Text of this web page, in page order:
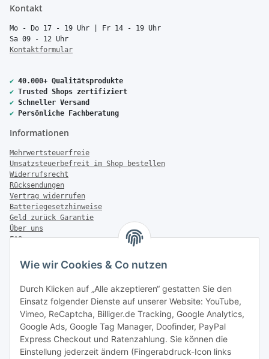
Wie wir Cookies & Co nutzen
Durch Klicken auf „Alle akzeptieren“ gestatten Sie den
Einsatz folgender Dienste auf unserer Website: YouTube,
Vimeo, ReCaptcha, Billiger.de Tracking, Google Analytics,
Google Ads, Google Tag Manager, Doofinder, PayPal
Express Checkout und Ratenzahlung. Sie können die
Einstellung jederzeit ändern (Fingerabdruck-Icon links
Kontakt
Mo - Do 17 - 19 Uhr | Fr 14 - 19 Uhr
Sa 09 - 12 Uhr
Kontaktformular
✔ 40.000+ Qualitätsprodukte
✔ Trusted Shops zertifiziert
✔ Schneller Versand
✔ Persönliche Fachberatung
Informationen
Mehrwertsteuerfreie
Umsatzsteuerbefreit im Shop bestellen
Widerrufsrecht
Rücksendungen
Vertrag widerrufen
Batteriegesetzhinweise
Geld zurück Garantie
Über uns
FAQ
Zahlung & Versand
Versandinformationen